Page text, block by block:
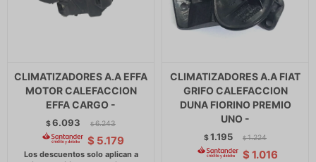
CLIMATIZADORES A.A EFFA
MOTOR CALEFACCION
EFFA CARGO -
$6.093 $ 6.243
$ 5.179
CLIMATIZADORES A.A FIAT
GRIFO CALEFACCION
DUNA FIORINO PREMIO
UNO -
$1.195 $ 1.224
$ 1.016